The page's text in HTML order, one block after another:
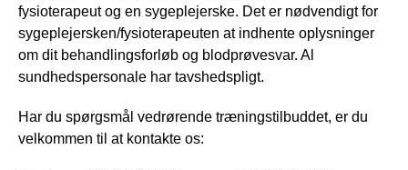
fysioterapeut og en sygeplejerske. Det er nødvendigt for
sygeplejersken/fysioterapeuten at indhente oplysninger
om dit behandlingsforløb og blodprøvesvar. Al
sundhedspersonale har tavshedspligt.
Har du spørgsmål vedrørende træningstilbuddet, er du
velkommen til at kontakte os: